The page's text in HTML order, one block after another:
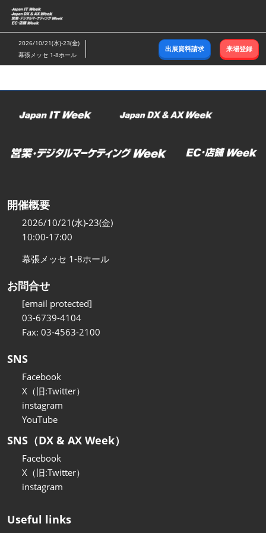
ス
キ
ッ
し
2026/10/21(水)-23(金)
幕張メッセ 1-8ホール
出展資料請求 来場登録
開催概要
2026/10/21(水)-23(金)
10:00-17:00
幕張メッセ 1-8ホール
お問合せ
[email protected]
03-6739-4104
Fax: 03-4563-2100
SNS
Facebook
X（旧:Twitter）
instagram
YouTube
SNS（DX & AX Week）
Facebook
X（旧:Twitter）
instagram
Useful links